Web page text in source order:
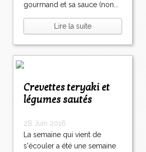
gourmand et sa sauce (non...
Lire la suite
Crevettes teryaki et
légumes sautés
28 Juin 2016
La semaine qui vient de
s'écouler a été une semaine